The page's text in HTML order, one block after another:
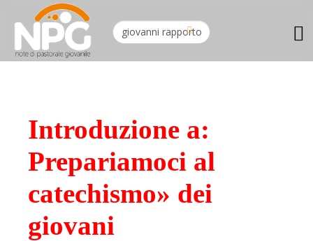
Introduzione a:
Prepariamoci al
catechismo» dei
giovani